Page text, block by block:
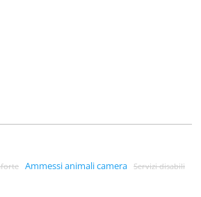
Ammessi animali camera Servizi disabili